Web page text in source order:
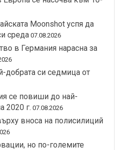
Moonshot успя да
среда 07.08.2026
в Германия нарасна за
добрата си седмица от
се повиши до най-
2020 г. 07.08.2026
вноса на полисилиций
но по-големите